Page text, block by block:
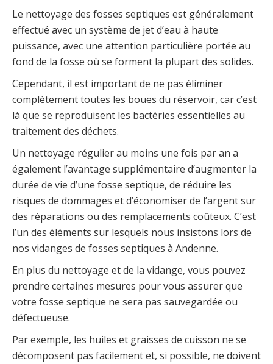
Le nettoyage des fosses septiques est généralement
effectué avec un système de jet d’eau à haute
puissance, avec une attention particulière portée au
fond de la fosse où se forment la plupart des solides.
Cependant, il est important de ne pas éliminer
complètement toutes les boues du réservoir, car c’est
là que se reproduisent les bactéries essentielles au
traitement des déchets.
Un nettoyage régulier au moins une fois par an a
également l’avantage supplémentaire d’augmenter la
durée de vie d’une fosse septique, de réduire les
risques de dommages et d’économiser de l’argent sur
des réparations ou des remplacements coûteux. C’est
l’un des éléments sur lesquels nous insistons lors de
nos vidanges de fosses septiques à Andenne.
En plus du nettoyage et de la vidange, vous pouvez
prendre certaines mesures pour vous assurer que
votre fosse septique ne sera pas sauvegardée ou
défectueuse.
Par exemple, les huiles et graisses de cuisson ne se
décomposent pas facilement et, si possible, ne doivent